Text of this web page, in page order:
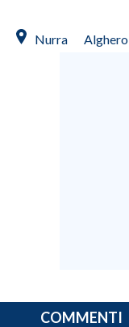
Nurra Alghero
COMMENTI